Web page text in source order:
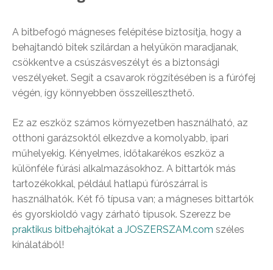
A bitbefogó mágneses felépítése biztosítja, hogy a
behajtandó bitek szilárdan a helyükön maradjanak,
csökkentve a csúszásveszélyt és a biztonsági
veszélyeket. Segít a csavarok rögzítésében is a fúrófej
végén, így könnyebben összeilleszthető.
Ez az eszköz számos környezetben használható, az
otthoni garázsoktól elkezdve a komolyabb, ipari
műhelyekig. Kényelmes, időtakarékos eszköz a
különféle fúrási alkalmazásokhoz. A bittartók más
tartozékokkal, például hatlapú fúrószárral is
használhatók. Két fő típusa van; a mágneses bittartók
és gyorskioldó vagy zárható típusok. Szerezz be
praktikus bitbehajtókat a JOSZERSZAM.com széles
kínálatából!